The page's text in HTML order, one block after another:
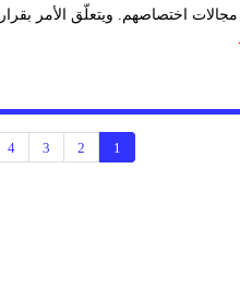
اختصاصهم. ويتعلّق الأمر بقرار
1
2
3
4